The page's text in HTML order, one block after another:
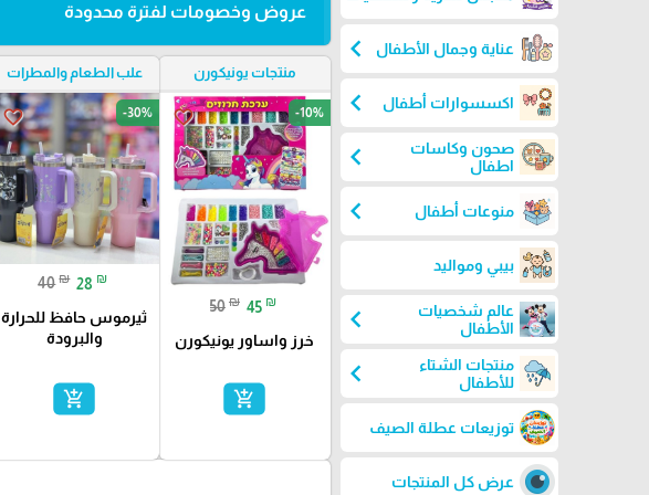
عناية وجمال الأطفال chevron_left
اكسسوارات أطفال chevron_left
صحون وكاسات
اطفال
chevron_left
منوعات أطفال chevron_left
بيبي ومواليد
عالم شخصيات
الأطفال
chevron_left
منتجات الشتاء
للأطفال
chevron_left
توزيعات عطلة الصيف
عرض كل المنتجات
عروض وخصومات لفترة محدودة
منتجات يونيكورن
favorite_border -10%
50 ₪ 45 ₪
خرز واساور يونيكورن
add_shopping_cart
علب الطعام والمطرات
favorite_border -30%
40 ₪ 28 ₪
ثيرموس حافظ للحرارة
والبرودة
add_shopping_cart